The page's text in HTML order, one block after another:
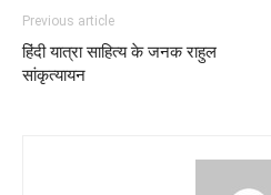
Previous article
हिंदी यात्रा साहित्य के जनक राहुल
सांकृत्यायन